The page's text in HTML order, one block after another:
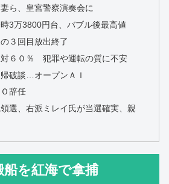
ら、皇宮警察演奏会に
3万3800円台、バブル後最高値
３回目放出終了
対６０％ 犯罪や運転の質に不安
破談…オープンＡＩ
辞任
選、右派ミレイ氏が当選確実、親
船を紅海で拿捕